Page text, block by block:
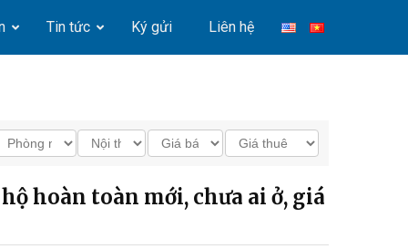
Tin tức Ký gửi Liên hệ
hoàn toàn mới, chưa ai ở, giá